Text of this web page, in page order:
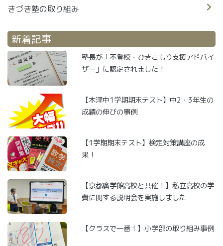
きづき塾の取り組み
新着記事
塾長が「不登校・ひきこもり支援アドバイ
ザー」に認定されました！
【木津中1学期期末テスト】中2・3年生の
成績の伸びの事例
【1学期期末テスト】検定対策講座の成
果！
【京都廣学館高校と共催！】私立高校の学
費に関する説明会を実施しました
【クラスで一番！】小学部の取り組み事例